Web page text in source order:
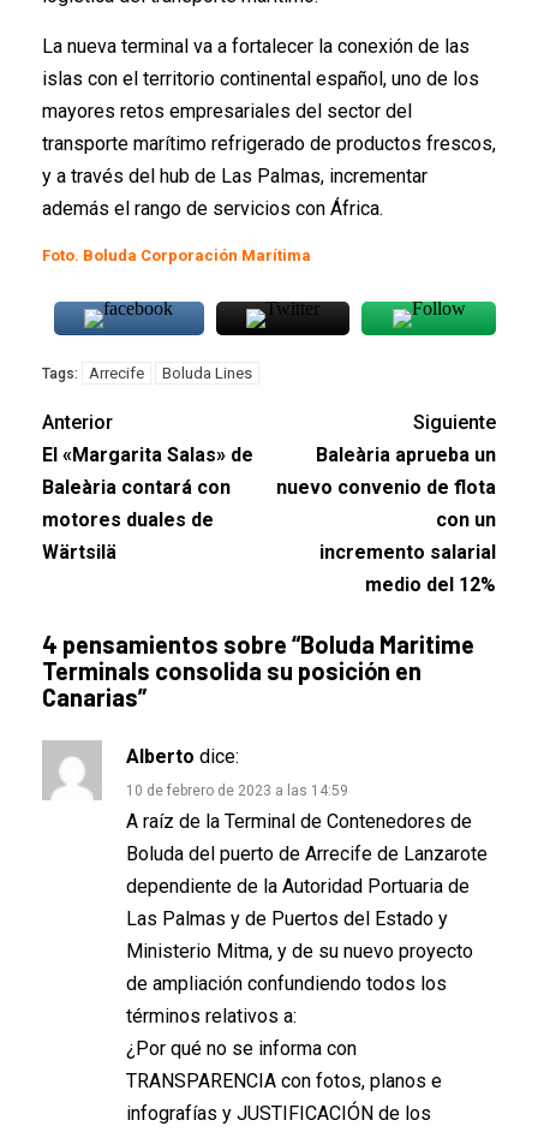
La nueva terminal va a fortalecer la conexión de las
islas con el territorio continental español, uno de los
mayores retos empresariales del sector del
transporte marítimo refrigerado de productos frescos,
y a través del hub de Las Palmas, incrementar
además el rango de servicios con África.
Foto. Boluda Corporación Marítima
Tags: Arrecife Boluda Lines
Anterior
El «Margarita Salas» de
Baleària contará con
motores duales de
Wärtsilä
Siguiente
Baleària aprueba un
nuevo convenio de flota
con un
incremento salarial
medio del 12%
4 pensamientos sobre “Boluda Maritime
Terminals consolida su posición en
Canarias”
Alberto dice:
10 de febrero de 2023 a las 14:59
A raíz de la Terminal de Contenedores de
Boluda del puerto de Arrecife de Lanzarote
dependiente de la Autoridad Portuaria de
Las Palmas y de Puertos del Estado y
Ministerio Mitma, y de su nuevo proyecto
de ampliación confundiendo todos los
términos relativos a:
¿Por qué no se informa con
TRANSPARENCIA con fotos, planos e
infografías y JUSTIFICACIÓN de los